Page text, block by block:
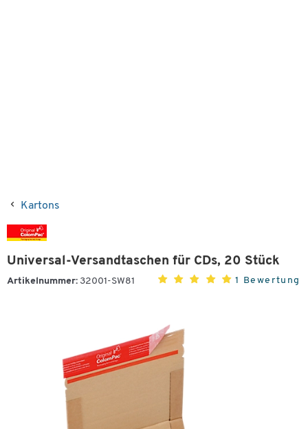
Kartons
Universal-Versandtaschen für CDs, 20 Stück
Artikelnummer: 32001-SW81 1 Bewertung